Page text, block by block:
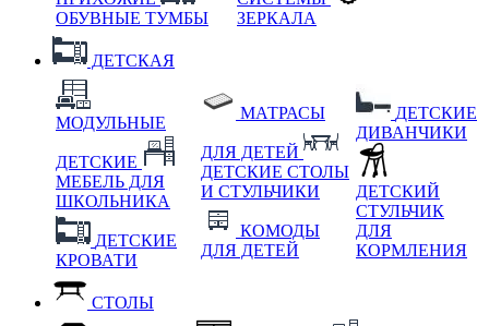
ОБУВНЫЕ ТУМБЫ
ЗЕРКАЛА
ДЕТСКАЯ
МОДУЛЬНЫЕ
ДЕТСКИЕ
МЕБЕЛЬ ДЛЯ
ШКОЛЬНИКА
ДЕТСКИЕ
КРОВАТИ
МАТРАСЫ
ДЛЯ ДЕТЕЙ
ДЕТСКИЕ СТОЛЫ
И СТУЛЬЧИКИ
КОМОДЫ
ДЛЯ ДЕТЕЙ
ДЕТСКИЕ
ДИВАНЧИКИ
ДЕТСКИЙ
СТУЛЬЧИК
ДЛЯ
КОРМЛЕНИЯ
СТОЛЫ